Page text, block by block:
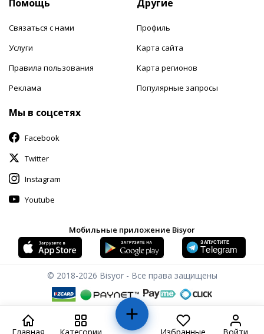
Помощь
Связаться с нами
Услуги
Правила пользования
Реклама
Другие
Профиль
Карта сайта
Карта регионов
Популярные запросы
Мы в соцсетях
Facebook
Twitter
Instagram
Youtube
Мобильные приложение Bisyor
© 2018-2026 Bisyor - Все права защищены